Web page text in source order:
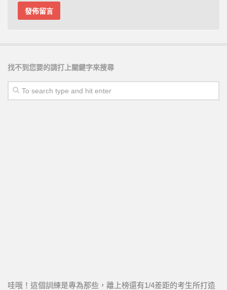
找不到您要的請打上關鍵字來搜尋
哇哦！這個訓練是專為那些，離上榜還有1/4差距的考生所打造